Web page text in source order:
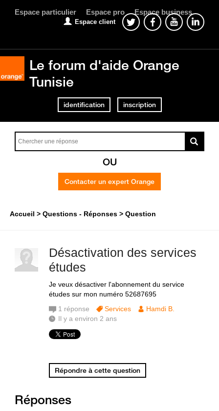
Espace particulier Espace pro Espace business
Espace client
Le forum d'aide Orange
Tunisie
identification inscription
OU
Contacter un expert Orange
Accueil Questions - Réponses Question
Désactivation des services
études
Je veux désactiver l'abonnement du service
études sur mon numéro 52687695
1 réponse Services
Hamdi B.
Il y a environ 2 ans
Répondre à cette question
Réponses